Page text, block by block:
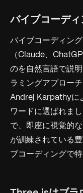
バイブコーディ
バイブコーディン
（Claude、
のを自然言語で説
ラミングアプロー
Andrej Karpathyに
ワードに選ばれま
で、即座に視覚的
が訓練されている
ブコーディングで